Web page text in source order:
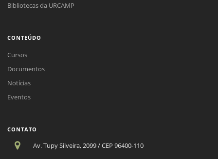
Bibliotecas da URCAMP
CONTEÚDO
Cursos
Documentos
Notícias
Eventos
CONTATO
Av. Tupy Silveira, 2099 / CEP 96400-110